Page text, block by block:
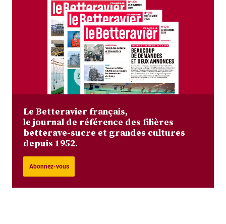
Le Betteravier français,
le journal de référence des filières
betterave-sucre et grandes cultures
depuis 1952.
Abonnez-vous